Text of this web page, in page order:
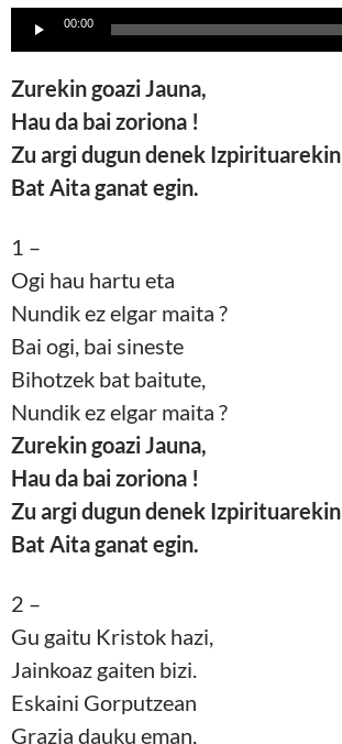
Lecteur00:00
Zurekin goazi Jauna,
Hau da bai zoriona !
Zu argi dugun denek Izpirituarekin
Bat Aita ganat egin.
1 –
Ogi hau hartu eta
Nundik ez elgar maita ?
Bai ogi, bai sineste
Bihotzek bat baitute,
Nundik ez elgar maita ?
Zurekin goazi Jauna,
Hau da bai zoriona !
Zu argi dugun denek Izpirituarekin
Bat Aita ganat egin.
2 –
Gu gaitu Kristok hazi,
Jainkoaz gaiten bizi.
Eskaini Gorputzean
Grazia dauku eman,